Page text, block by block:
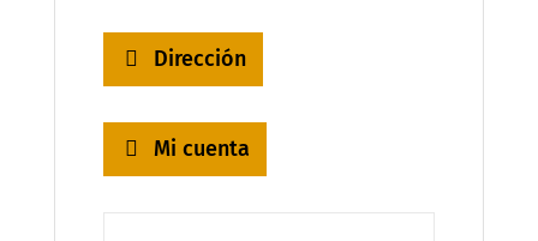
Dirección
Mi cuenta